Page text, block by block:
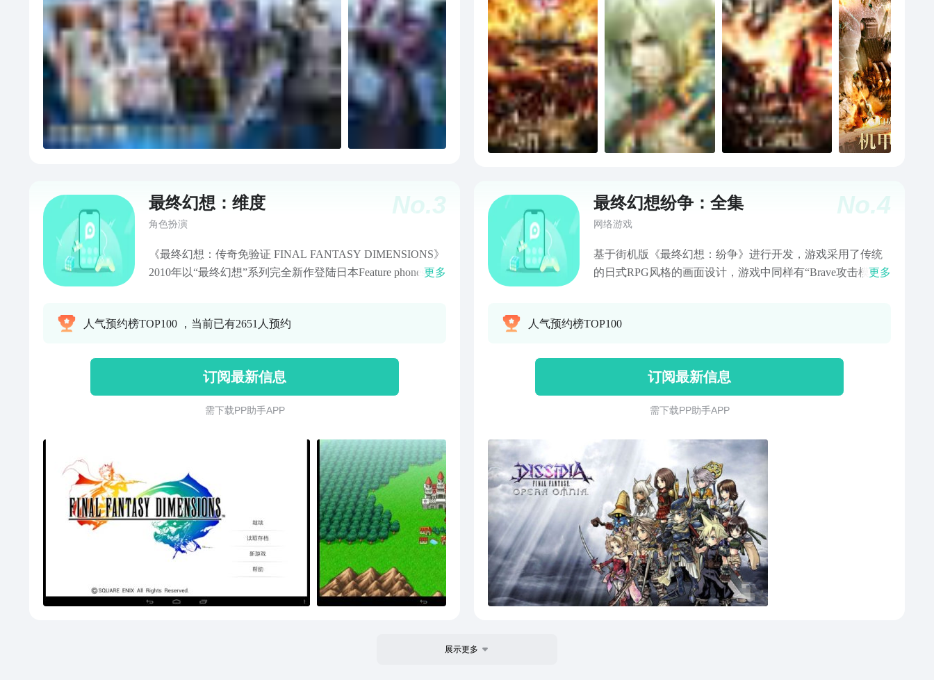
们，指尖艾欧泽亚即将开启，期待与你在这里相遇！
No.3
最终幻想：维度
角色扮演
《最终幻想：传奇免验证 FINAL FANTASY DIMENSIONS》
2010年以“最终幻想”系列完全新作登陆日本Feature phones，
首次登陆海外市场。被称为FF系列原点的以2D点阵图描绘的
来培养角色与能力的战斗系统。游戏中还搭载了可将BMG切
换为改编版BGM的功能！请不要错过怀旧与崭新的“最终幻
想”系列带来的无限乐趣。 【说明】该版本不需要破解版谷歌
市场，即可完美运行。第一次需要联网验证(不然崩溃闪退),
搜索本网站来运行 【关于数据包】 下载ZIP文件,然后并解压.
先安装主文件APK,然后将Android文件夹,直接放在内存卡根
目录中,如有提示覆盖,请确定。 使用百分网客户端可以直接帮
你解压数据包，无需操作的烦恼 【数据包位置】
Android\obb\com.square_enix.android_googleplay.ffl_gp - 解包大
小为 200.3 MB 提示 :
更多
人气预约榜TOP100 ，当前已有2651人预约
订阅最新信息
需 下 载 P P 助 手 A P P
No.4
最终幻想纷争：全集
网络游戏
基于街机版《最终幻想：纷争》进行开发，游戏采用了传统
的日式RPG风格的画面设计，游戏中同样有“Brave攻击模更多
人气预约榜TOP100
订阅最新信息
需 下 载 P P 助 手 A P P
展示更多